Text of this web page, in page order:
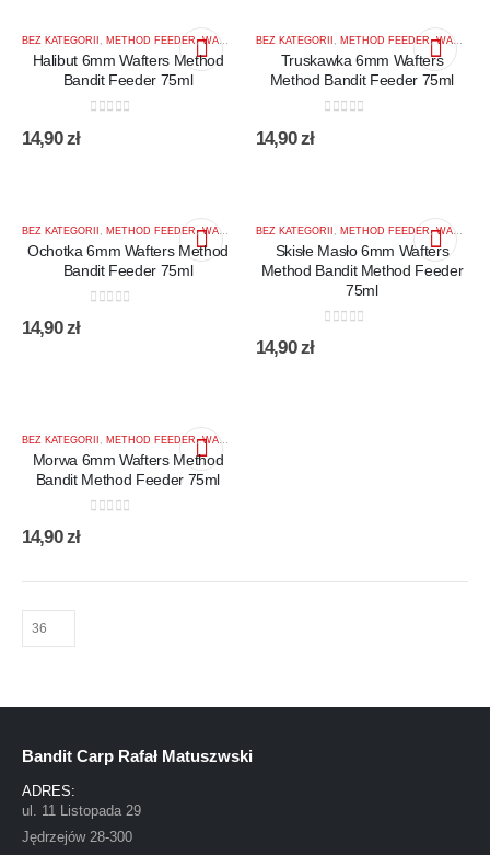
BEZ KATEGORII , METHOD FEEDER ,WAFTERS 6MM MIX KOLOR
Halibut 6mm Wafters Method
Bandit Feeder 75ml
14,90zł
BEZ KATEGORII , METHOD FEEDER ,WAFTERS 6MM MIX KOLOR
Truskawka 6mm Wafters
Method Bandit Feeder 75ml
14,90zł
BEZ KATEGORII METHOD FEEDER ,WAFTERS 6MM MIX KOLOR
Ochotka 6mm Wafters Method
Bandit Feeder 75ml
14,90zł
BEZ KATEGORII METHOD FEEDER ,WAFTERS 6MM MIX KOLOR
Skisłe Masło 6mm Wafters
Method Bandit Method Feeder
75ml
14,90zł
BEZ KATEGORII METHOD FEEDER ,WAFTERS 6MM MIX KOLOR
Morwa 6mm Wafters Method
Bandit Method Feeder 75ml
14,90zł
Bandit Carp Rafał Matuszwski
ADRES:
ul. 11 Listopada 29
Jędrzejów 28-300